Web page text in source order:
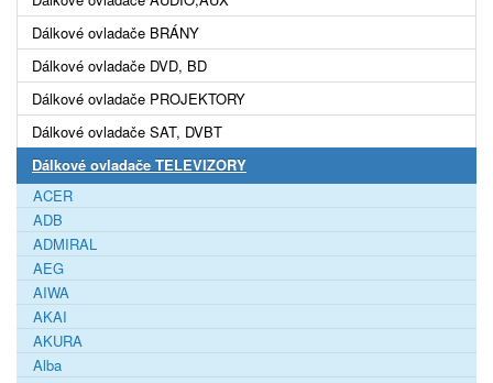
Dálkové ovladače BRÁNY
Dálkové ovladače DVD, BD
Dálkové ovladače PROJEKTORY
Dálkové ovladače SAT, DVBT
Dálkové ovladače TELEVIZORY
ACER
ADB
ADMIRAL
AEG
AIWA
AKAI
AKURA
Alba